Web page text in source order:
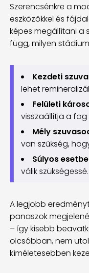
Szerencsénkre a
eszközökkel és
képes megállítani a
függ, milyen
Kezdeti
lehet
Felületi
visszaállítja a
Mély
van szükség,
Súlyos
válik szükségessé.
A legjobb
panaszok
– így kisebb
olcsóbban, nem
kíméletesebben